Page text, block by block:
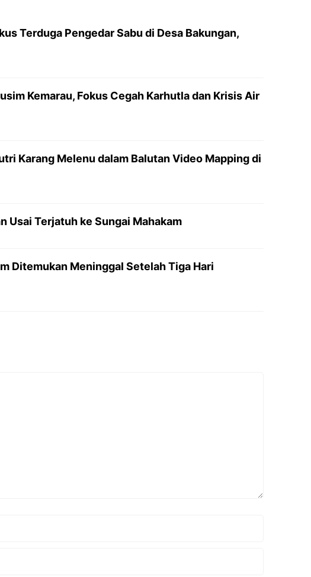
Terduga Pengedar Sabu di Desa Bakungan,
Kemarau, Fokus Cegah Karhutla dan Krisis Air
Karang Melenu dalam Balutan Video Mapping di
Usai Terjatuh ke Sungai Mahakam
Ditemukan Meninggal Setelah Tiga Hari